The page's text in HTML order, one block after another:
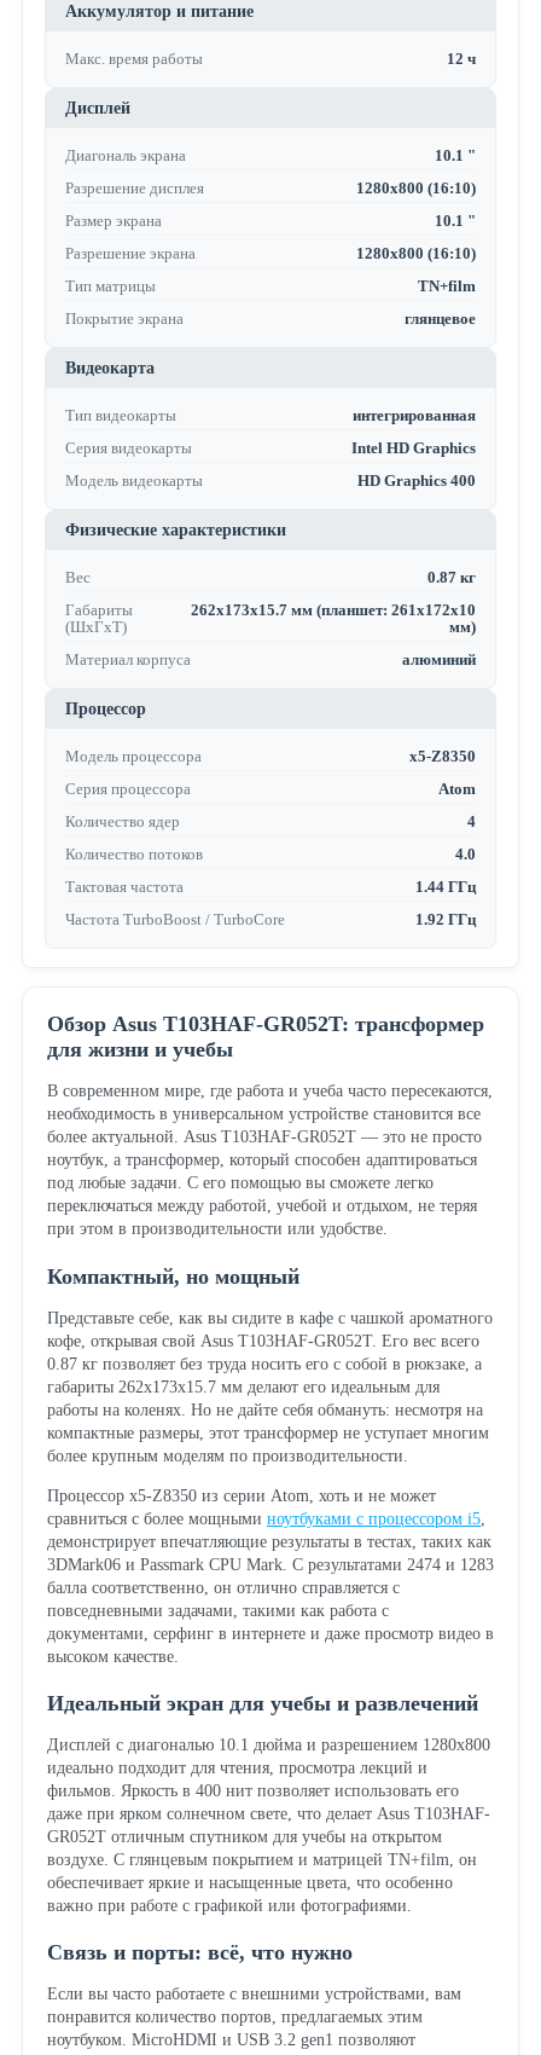
Аккумулятор и питание
Макс. время работы 12 ч
Дисплей
Диагональ экрана
10.1 "
Разрешение дисплея
1280x800 (16:10)
Размер экрана
10.1 "
Разрешение экрана
1280x800 (16:10)
Тип матрицы
TN+film
Покрытие экрана
глянцевое
Видеокарта
Тип видеокарты
интегрированная
Серия видеокарты
Intel HD Graphics
Модель видеокарты
HD Graphics 400
Физические характеристики
Вес
0.87 кг
Габариты
(ШхГхТ)
262x173x15.7 мм (планшет: 261x172x10
мм)
Материал корпуса
алюминий
Процессор
Модель процессора
x5-Z8350
Серия процессора
Atom
Количество ядер
4
Количество потоков
4.0
Тактовая частота
1.44 ГГц
Частота TurboBoost / TurboCore
1.92 ГГц
Обзор Asus T103HAF-GR052T: трансформер
для жизни и учебы
В современном мире, где работа и учеба часто пересекаются,
необходимость в универсальном устройстве становится все
более актуальной. Asus T103HAF-GR052T — это не просто
ноутбук, а трансформер, который способен адаптироваться
под любые задачи. С его помощью вы сможете легко
переключаться между работой, учебой и отдыхом, не теряя
при этом в производительности или удобстве.
Компактный, но мощный
Представьте себе, как вы сидите в кафе с чашкой ароматного
кофе, открывая свой Asus T103HAF-GR052T. Его вес всего
0.87 кг позволяет без труда носить его с собой в рюкзаке, а
габариты 262x173x15.7 мм делают его идеальным для
работы на коленях. Но не дайте себя обмануть: несмотря на
компактные размеры, этот трансформер не уступает многим
более крупным моделям по производительности.
Процессор x5-Z8350 из серии Atom, хоть и не может
сравниться с более мощными ноутбуками с процессором i5,
демонстрирует впечатляющие результаты в тестах, таких как
3DMark06 и Passmark CPU Mark. С результатами 2474 и 1283
балла соответственно, он отлично справляется с
повседневными задачами, такими как работа с
документами, серфинг в интернете и даже просмотр видео в
высоком качестве.
Идеальный экран для учебы и развлечений
Дисплей с диагональю 10.1 дюйма и разрешением 1280x800
идеально подходит для чтения, просмотра лекций и
фильмов. Яркость в 400 нит позволяет использовать его
даже при ярком солнечном свете, что делает Asus T103HAF-
GR052T отличным спутником для учебы на открытом
воздухе. С глянцевым покрытием и матрицей TN+film, он
обеспечивает яркие и насыщенные цвета, что особенно
важно при работе с графикой или фотографиями.
Связь и порты: всё, что нужно
Если вы часто работаете с внешними устройствами, вам
понравится количество портов, предлагаемых этим
ноутбуком. MicroHDMI и USB 3.2 gen1 позволяют